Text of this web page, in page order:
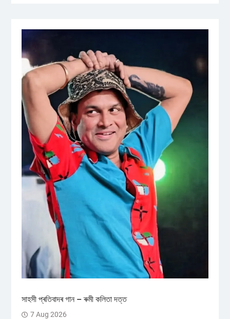
সাহসী প্ৰতিবাদৰ গান – ৰুমী কলিতা দত্ত
7 Aug 2026